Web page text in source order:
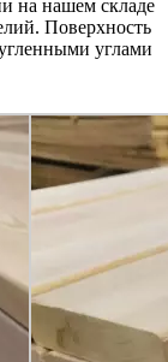
на нашем складе
Поверхность
углами